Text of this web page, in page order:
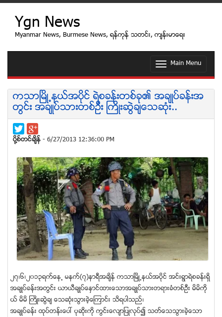
Ygn News
Myanmar News, Burmese News, ရန္ကုန္ သတင္း, က်န္းမာေရး
T
g
l
n
a
t
i
o
n
Main Menu
ကသာၿမိဳ႕နယ္အပိုင္ ရဲစခန္းတစ္ခု၏ အခ်ဳပ္ခန္းအ
တြင္း အခ်ဳပ္သားတစ္ဦး ႀကိဳးဆြဲခ်ေသဆံုး..
ပုိ႔စ္တင္ခ်ိန္ - 6/27/2013 12:36:00 PM
၂၇၊၆၊၂၀၁၃ရက္ေန႕ မနက္(၇)နာရီအခ်ိန္ ကသာၿမိဳ႕နယ္အပိုင္ အင္းရြာရဲစခန္းရွိ
အခ်ဳပ္ခန္းအတြင္း ယာယီခ်ဳပ္ေႏွာင္ထားေသာအခ်ဳပ္သားတရားခံတစ္ဦး မိမိကို
ယ္ မိမိ ႀကိဳးဆြဲခ် ေသဆံုးသြားခဲ့ေၾကာင္း သိရပါသည္၊
အခ်ဳပ္ခန္း ထုပ္တန္းေပၚ ပုဆိုးကို ကြင္းေလ်ာျပဳလုပ္၍ သတ္ေသသြားခဲ့ေသာ